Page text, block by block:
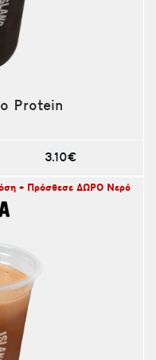
Protein
3.10€
+ Πρόσθεσε ΔΩΡΟ Νερό